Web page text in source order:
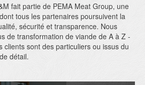
fait partie de PEMA Meat Group, une
tous les partenaires poursuivent la
sécurité et transparence. Nous
de transformation de viande de A à Z -
clients sont des particuliers ou issus du
détail.